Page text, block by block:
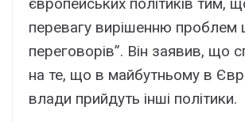
європейських політиків тим,
перевагу вирішенню проблем
переговорів”. Він заявив, що
на те, що в майбутньому в
влади прийдуть інші політики.